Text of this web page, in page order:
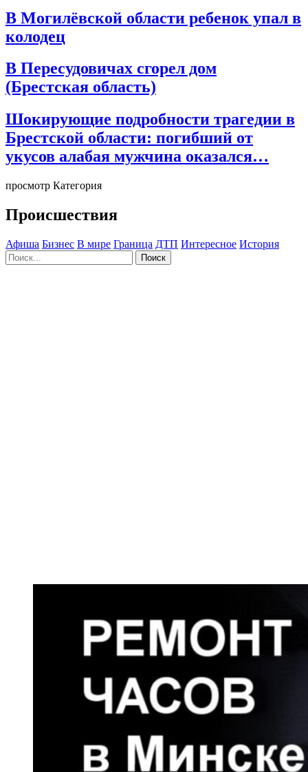
В Могилёвской области ребенок упал в
колодец
В Пересудовичах сгорел дом
(Брестская область)
Шокирующие подробности трагедии в
Брестской области: погибший от
укусов алабая мужчина оказался…
просмотр Категория
Происшествия
Афиша Бизнес В мире Граница ДТП Интересное История